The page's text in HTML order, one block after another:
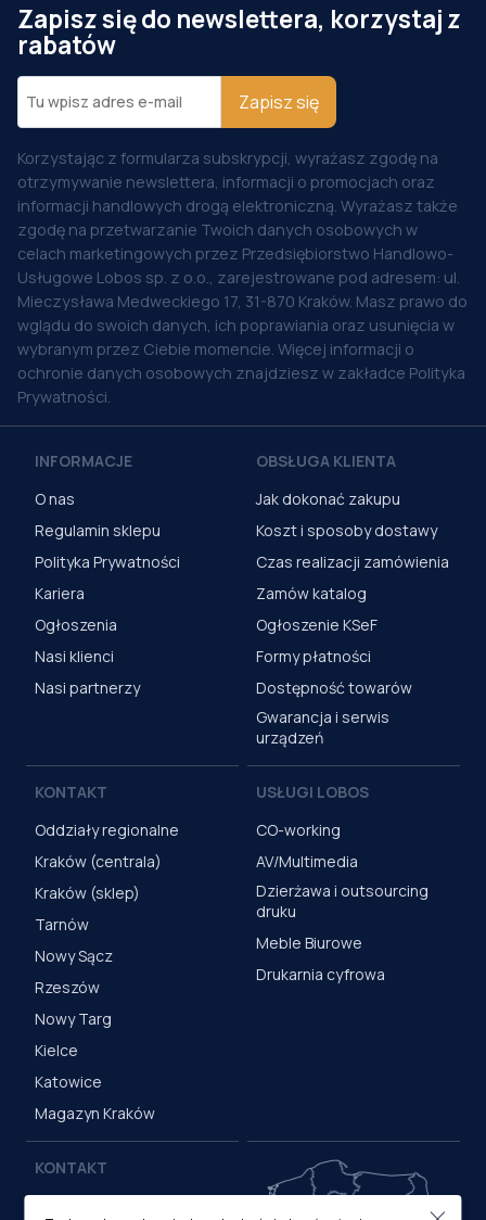
Zapisz się do newslettera, korzystaj z
rabatów
Zapisz się
Korzystając z formularza subskrypcji, wyrażasz zgodę na
otrzymywanie newslettera, informacji o promocjach oraz
informacji handlowych drogą elektroniczną. Wyrażasz także
zgodę na przetwarzanie Twoich danych osobowych w
celach marketingowych przez Przedsiębiorstwo Handlowo-
Usługowe Lobos sp. z o.o., zarejestrowane pod adresem: ul.
Mieczysława Medweckiego 17, 31-870 Kraków. Masz prawo do
wglądu do swoich danych, ich poprawiania oraz usunięcia w
wybranym przez Ciebie momencie. Więcej informacji o
ochronie danych osobowych znajdziesz w zakładce Polityka
Prywatności.
INFORMACJE
O nas
Regulamin sklepu
Polityka Prywatności
Kariera
Ogłoszenia
Nasi klienci
Nasi partnerzy
OBSŁUGA KLIENTA
Jak dokonać zakupu
Koszt i sposoby dostawy
Czas realizacji zamówienia
Zamów katalog
Ogłoszenie KSeF
Formy płatności
Dostępność towarów
Gwarancja i serwis
urządzeń
KONTAKT
Oddziały regionalne
Kraków (centrala)
Kraków (sklep)
Tarnów
Nowy Sącz
Rzeszów
Nowy Targ
Kielce
Katowice
Magazyn Kraków
USŁUGI LOBOS
CO-working
AV/Multimedia
Dzierżawa i outsourcing
druku
Meble Biurowe
Drukarnia cyfrowa
KONTAKT